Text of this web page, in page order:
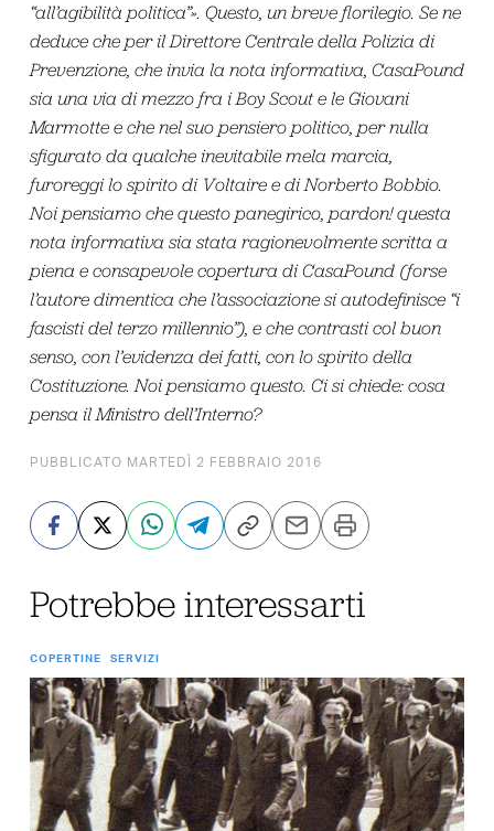
“all’agibilità politica”». Questo, un breve florilegio. Se ne
deduce che per il Direttore Centrale della Polizia di
Prevenzione, che invia la nota informativa, CasaPound
sia una via di mezzo fra i Boy Scout e le Giovani
Marmotte e che nel suo pensiero politico, per nulla
sfigurato da qualche inevitabile mela marcia,
furoreggi lo spirito di Voltaire e di Norberto Bobbio.
Noi pensiamo che questo panegirico, pardon! questa
nota informativa sia stata ragionevolmente scritta a
piena e consapevole copertura di CasaPound (forse
l’autore dimentica che l’associazione si autodefinisce “i
fascisti del terzo millennio”), e che contrasti col buon
senso, con l’evidenza dei fatti, con lo spirito della
Costituzione. Noi pensiamo questo. Ci si chiede: cosa
pensa il Ministro dell’Interno?
PUBBLICATO MARTEDÌ 2 FEBBRAIO 2016
Potrebbe interessarti
COPERTINE SERVIZI